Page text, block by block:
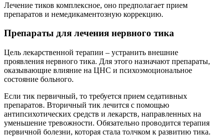
Лечение тиков комплексное, оно предполагает прием
препаратов и немедикаментозную коррекцию.
Препараты для лечения нервного тика
Цель лекарственной терапии – устранить внешние
проявления нервного тика. Для этого назначают препараты,
оказывающие влияние на ЦНС и психоэмоциональное
состояние больного.
Если тик первичный, то требуется прием седативных
препаратов. Вторичный тик лечится с помощью
антипсихотических средств и лекарств, направленных на
уменьшение тревожности. Обязательно проводится терапия
первичной болезни, которая стала толчком к развитию тика.